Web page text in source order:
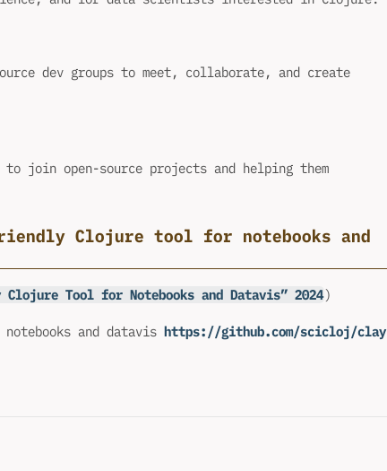
dev groups to meet, collaborate, and create
to join open-source projects and helping them
Clojure tool for notebooks and
Tool for Notebooks and Datavis” 2024)
and datavis https://github.com/scicloj/clay